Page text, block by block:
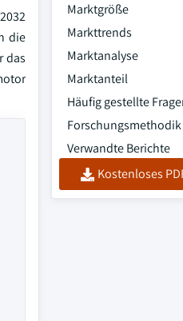
die
das
Marktgröße
Markttrends
Marktanalyse
Marktanteil
Häufig gestellte
Forschungsmethodik
Verwandte Berichte
Kostenloses